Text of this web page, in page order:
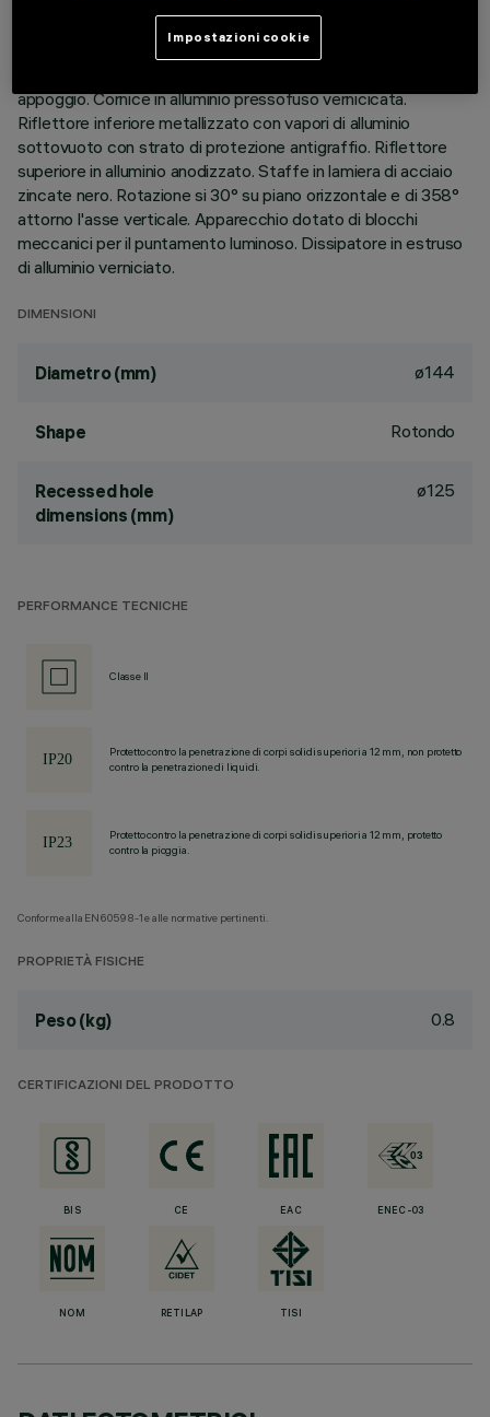
sorgente LED con tecnologia C.o.B. in tonalità di colore warm
appoggio. Cornice in alluminio pressofuso vernicicata.
Riflettore inferiore metallizzato con vapori di alluminio
sottovuoto con strato di protezione antigraffio. Riflettore
superiore in alluminio anodizzato. Staffe in lamiera di acciaio
zincate nero. Rotazione si 30° su piano orizzontale e di 358°
attorno l'asse verticale. Apparecchio dotato di blocchi
meccanici per il puntamento luminoso. Dissipatore in estruso
di alluminio verniciato.
DIMENSIONI
Diametro (mm) ø144
Shape Rotondo
Recessed hole
dimensions (mm)
ø125
PERFORMANCE TECNICHE
Classe II
Protetto contro la penetrazione di corpi solidi superiori a 12 mm, non protetto
contro la penetrazione di liquidi.
Protetto contro la penetrazione di corpi solidi superiori a 12 mm, protetto
contro la pioggia.
Conforme alla EN60598-1 e alle normative pertinenti.
PROPRIETÀ FISICHE
Peso (kg) 0.8
CERTIFICAZIONI DEL PRODOTTO
BIS CE EAC ENEC-03
NOM RETILAP TISI
Impostazioni cookie